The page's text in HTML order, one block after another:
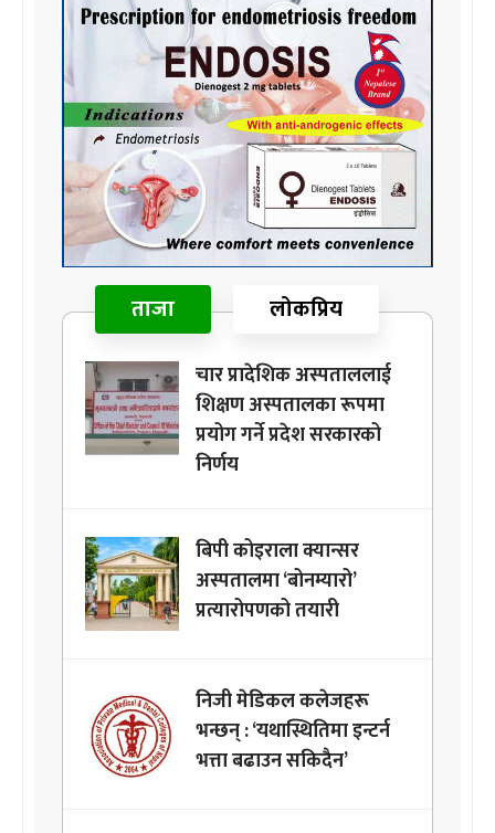
ताजा लोकप्रिय
चार प्रादेशिक अस्पताललाई
शिक्षण अस्पतालका रूपमा
प्रयोग गर्ने प्रदेश सरकारको
निर्णय
बिपी कोइराला क्यान्सर
अस्पतालमा ‘बोनम्यारो’
प्रत्यारोपणको तयारी
निजी मेडिकल कलेजहरू
भन्छन् : ‘यथास्थितिमा इन्टर्न
भत्ता बढाउन सकिदैन’